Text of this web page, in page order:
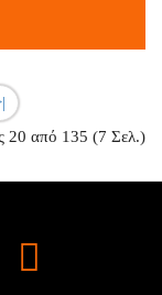
20 από 135 (7 Σελ.)